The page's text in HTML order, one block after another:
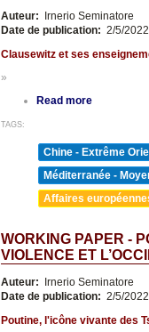
Auteur:
Irnerio Seminatore
Date de publication: 2/5/2022
Clausewitz et ses
»
Read more
TAGS:
Chine - Extrême
Méditerranée -
Affaires
WORKING PAPER -
VIOLENCE ET
Auteur:
Irnerio Seminatore
Date de publication: 2/5/2022
Poutine, l'icône vivante des